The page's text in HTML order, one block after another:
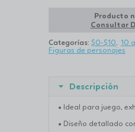
Producto
Consultar
Categorías: $0-$10 10
Figuras de personajes
Descripción
• Ideal para juego,
• Diseño detallado